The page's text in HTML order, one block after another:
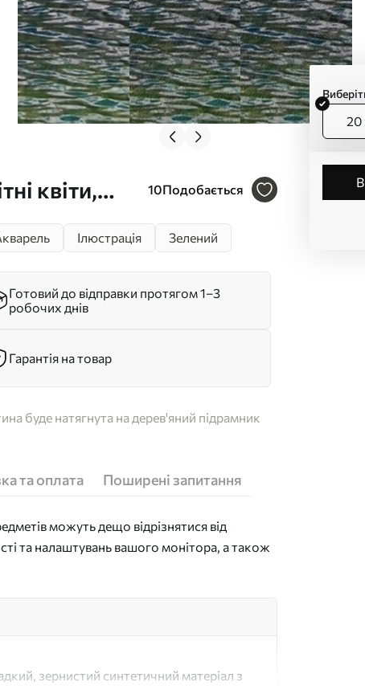
квіти,
10Подобається
20
Ілюстрація Зелений
Готовий до відправки протягом 1–3
робочих днів
Гарантія на товар
буде натягнута на дерев'яний підрамник
та оплата Поширені запитання
можуть дещо відрізнятися від
та налаштувань вашого монітора, а також
зернистий синтетичний матеріал з